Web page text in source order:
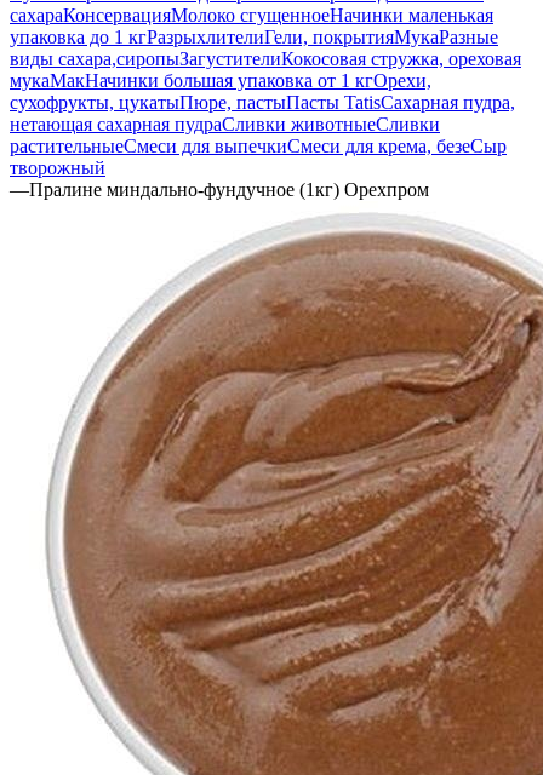
сахараКонсервацияМолоко сгущенноеНачинки маленькая
упаковка до 1 кгРазрыхлителиГели, покрытияМукаРазные
виды сахара,сиропыЗагустителиКокосовая стружка, ореховая
мукаМакНачинки большая упаковка от 1 кгОрехи,
сухофрукты, цукатыПюре, пастыПасты TatisСахарная пудра,
нетающая сахарная пудраСливки животныеСливки
растительныеСмеси для выпечкиСмеси для крема, безеСыр
творожный
—Пралине миндально-фундучное (1кг) Орехпром